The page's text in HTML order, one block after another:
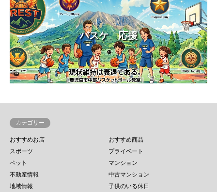
バスケ 応援
カテゴリー
おすすめお店
おすすめ商品
スポーツ
プライベート
ペット
マンション
不動産情報
中古マンション
地域情報
子供のいる休日